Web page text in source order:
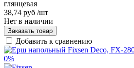
глянцевая
38,74 руб /шт
Нет в наличии
Заказать товар
Добавить к сравнению
0%